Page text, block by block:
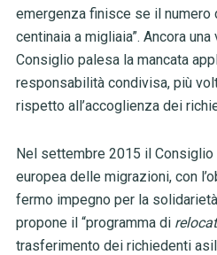
emergenza finisce se il numero
centinaia a migliaia”. Ancora
Consiglio palesa la mancata
responsabilità condivisa, più
rispetto all’accoglienza dei
Nel settembre 2015 il Consiglio
europea delle migrazioni, con
fermo impegno per la
propone il “programma di
trasferimento dei richiedenti